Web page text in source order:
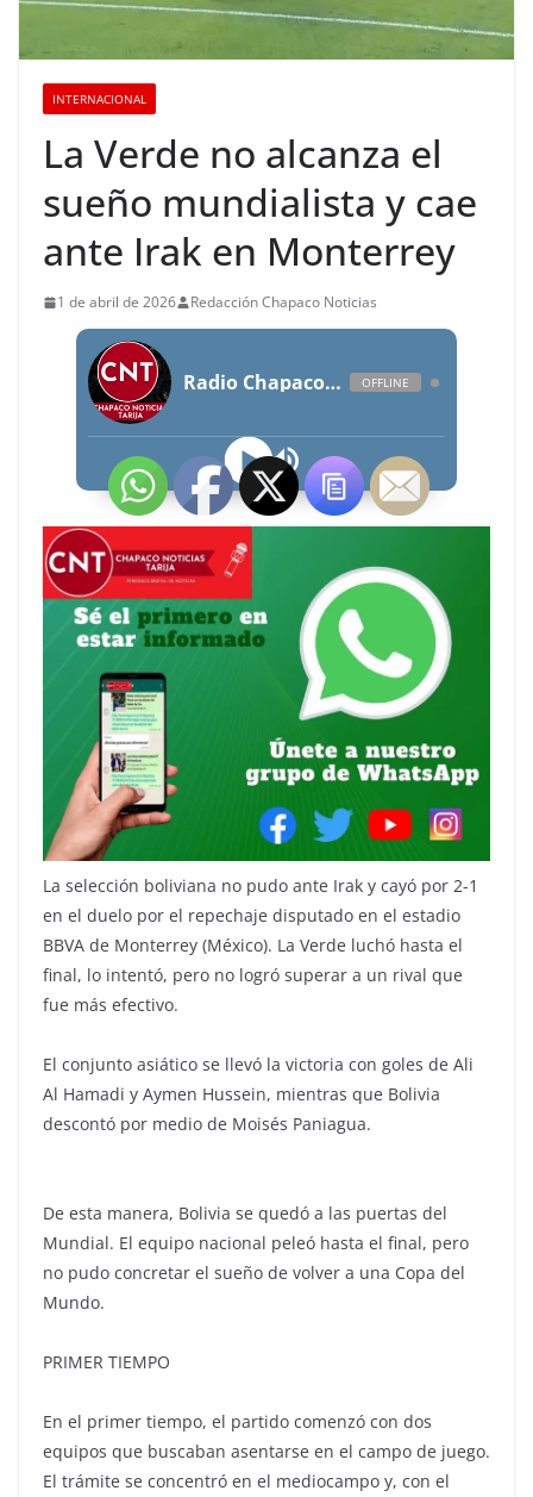
INTERNACIONAL
La Verde no alcanza el
sueño mundialista y cae
ante Irak en Monterrey
1 de abril de 2026 Redacción Chapaco Noticias
Radio Chapaco Noticias Las 24 horas en vivo OFFLINE
La selección boliviana no pudo ante Irak y cayó por 2-1
en el duelo por el repechaje disputado en el estadio
BBVA de Monterrey (México). La Verde luchó hasta el
final, lo intentó, pero no logró superar a un rival que
fue más efectivo.
El conjunto asiático se llevó la victoria con goles de Ali
Al Hamadi y Aymen Hussein, mientras que Bolivia
descontó por medio de Moisés Paniagua.
De esta manera, Bolivia se quedó a las puertas del
Mundial. El equipo nacional peleó hasta el final, pero
no pudo concretar el sueño de volver a una Copa del
Mundo.
PRIMER TIEMPO
En el primer tiempo, el partido comenzó con dos
equipos que buscaban asentarse en el campo de juego.
El trámite se concentró en el mediocampo y, con el